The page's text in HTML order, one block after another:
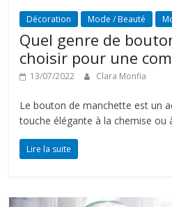
Décoration Mode / Beauté
Quel genre de
choisir pour une
13/07/2022 Clara Monfia
Le bouton de manchette est un
touche élégante à la chemise ou
Lire la suite